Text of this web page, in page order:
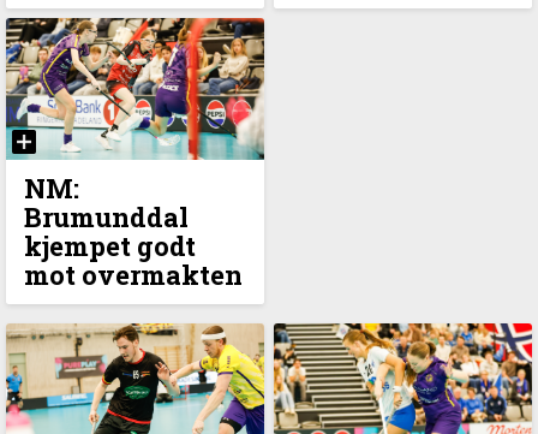
NM:
Brumunddal
kjempet godt
mot overmakten